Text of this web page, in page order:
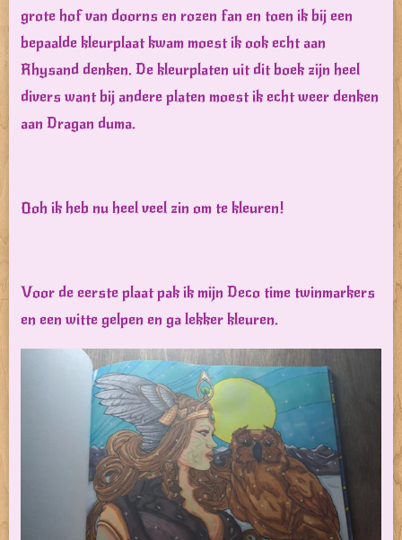
grote hof van doorns en rozen fan en toen ik bij een
bepaalde kleurplaat kwam moest ik ook echt aan
Rhysand denken. De kleurplaten uit dit boek zijn heel
divers want bij andere platen moest ik echt weer denken
aan Dragan duma.
Ooh ik heb nu heel veel zin om te kleuren!
Voor de eerste plaat pak ik mijn Deco time twinmarkers
en een witte gelpen en ga lekker kleuren.